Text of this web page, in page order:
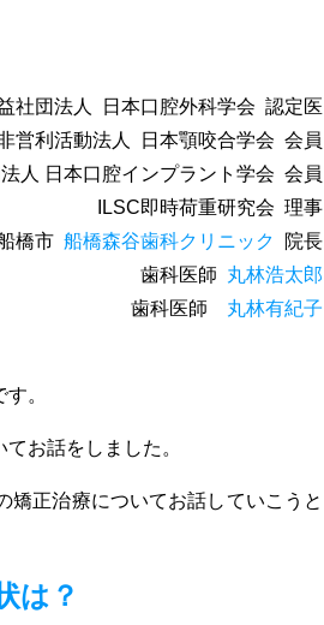
社団法人 日本口腔外科学会 認定医
営利活動法人 日本顎咬合学会 会員
人
日本口腔インプラント学会 会員
ILSC即時荷重研究会 理事
橋市 船橋森谷歯科クリニック
院長
歯科医師 丸林浩太郎
歯科医師 丸林有紀子
。
てお話をしました。
矯正治療についてお話していこうと
は？